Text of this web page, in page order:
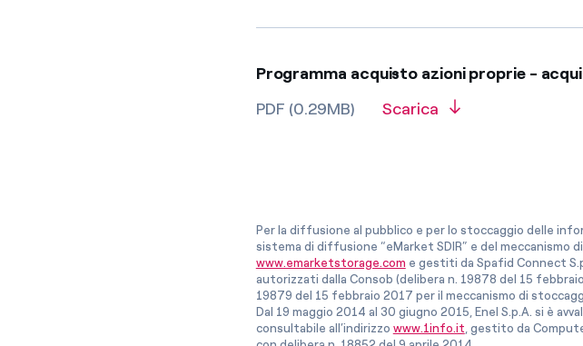
Programma acquisto azioni proprie -
PDF (0.29MB)
Scarica
Per la diffusione al pubblico e per lo stoccaggio delle
sistema di diffusione “eMarket SDIR” e del meccanismo
www.emarketstorage.com e gestiti da Spafid Connect
autorizzati dalla Consob (delibera n. 19878 del 15
19879 del 15 febbraio 2017 per il meccanismo di
Dal 19 maggio 2014 al 30 giugno 2015, Enel S.p.A. si è
consultabile all’indirizzo www.1info.it , gestito da